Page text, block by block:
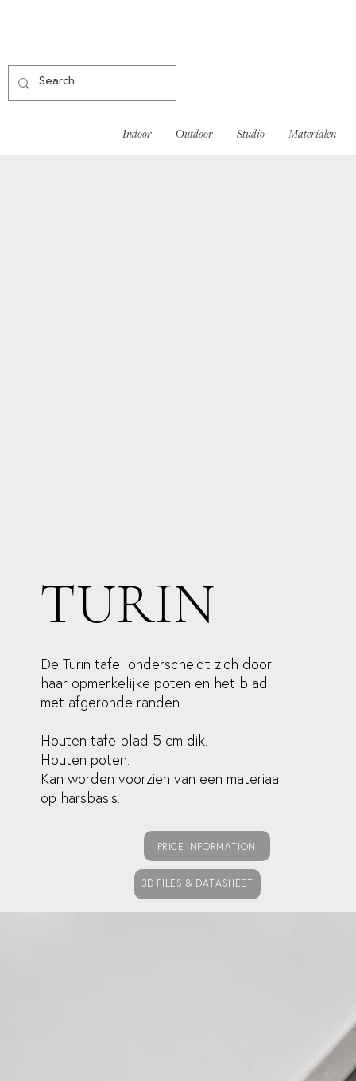
Indoor Outdoor Studio Materialen
TURIN
De Turin tafel onderscheidt zich door
haar opmerkelijke poten en het blad
met afgeronde randen.
Houten tafelblad 5 cm dik.
Houten poten.
Kan worden voorzien van een materiaal
op harsbasis.
PRICE INFORMATION
3D FILES & DATASHEET